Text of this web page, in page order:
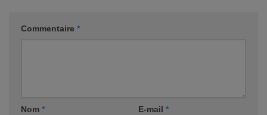
Commentaire *
Nom * E-mail *